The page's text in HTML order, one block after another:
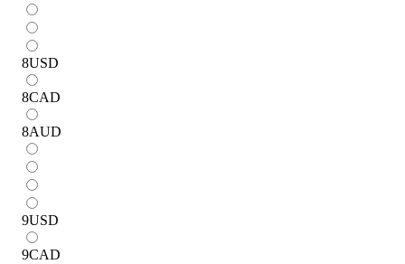
8USD
8CAD
8AUD
9USD
9CAD